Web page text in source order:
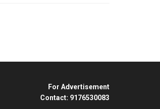
For Advertisement
Contact: 9176530083